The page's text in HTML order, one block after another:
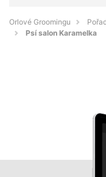
Orlové Groomingu
Psí salon Karamelka